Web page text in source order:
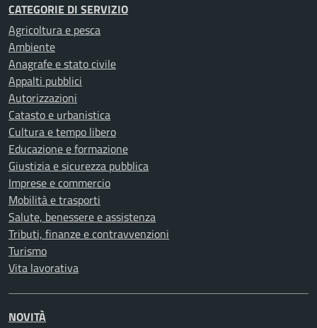
CATEGORIE DI SERVIZIO
Agricoltura e pesca
Ambiente
Anagrafe e stato civile
Appalti pubblici
Autorizzazioni
Catasto e urbanistica
Cultura e tempo libero
Educazione e formazione
Giustizia e sicurezza pubblica
Imprese e commercio
Mobilità e trasporti
Salute, benessere e assistenza
Tributi, finanze e contravvenzioni
Turismo
Vita lavorativa
NOVITÀ